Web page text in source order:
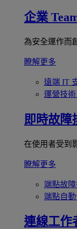
企業
為安全運作而
瞭解更多
遠端 IT
運營技術
即時故障
在使用者受到
瞭解更多
端點故
端點自
連線工作